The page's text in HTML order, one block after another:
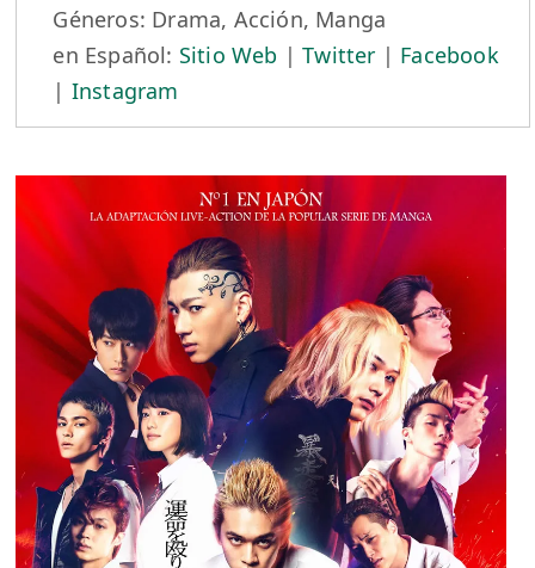
Géneros: Drama, Acción, Manga
en Español: Sitio Web |Twitter | Facebook
| Instagram